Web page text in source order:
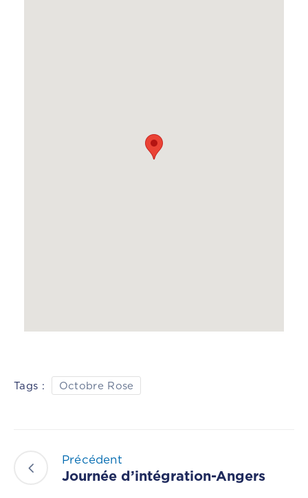
Tags : Octobre Rose
Précédent
Journée d’intégration-Angers